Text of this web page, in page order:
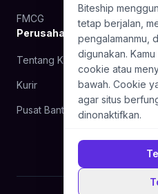
FMCG
Perusahaan
Tentang Kami
Kurir
Pusat Bantuan
Biteship
tetap berjalan,
pengalamanmu,
digunakan.
cookie atau
bawah. Cookie
agar situs
dinonaktifkan.